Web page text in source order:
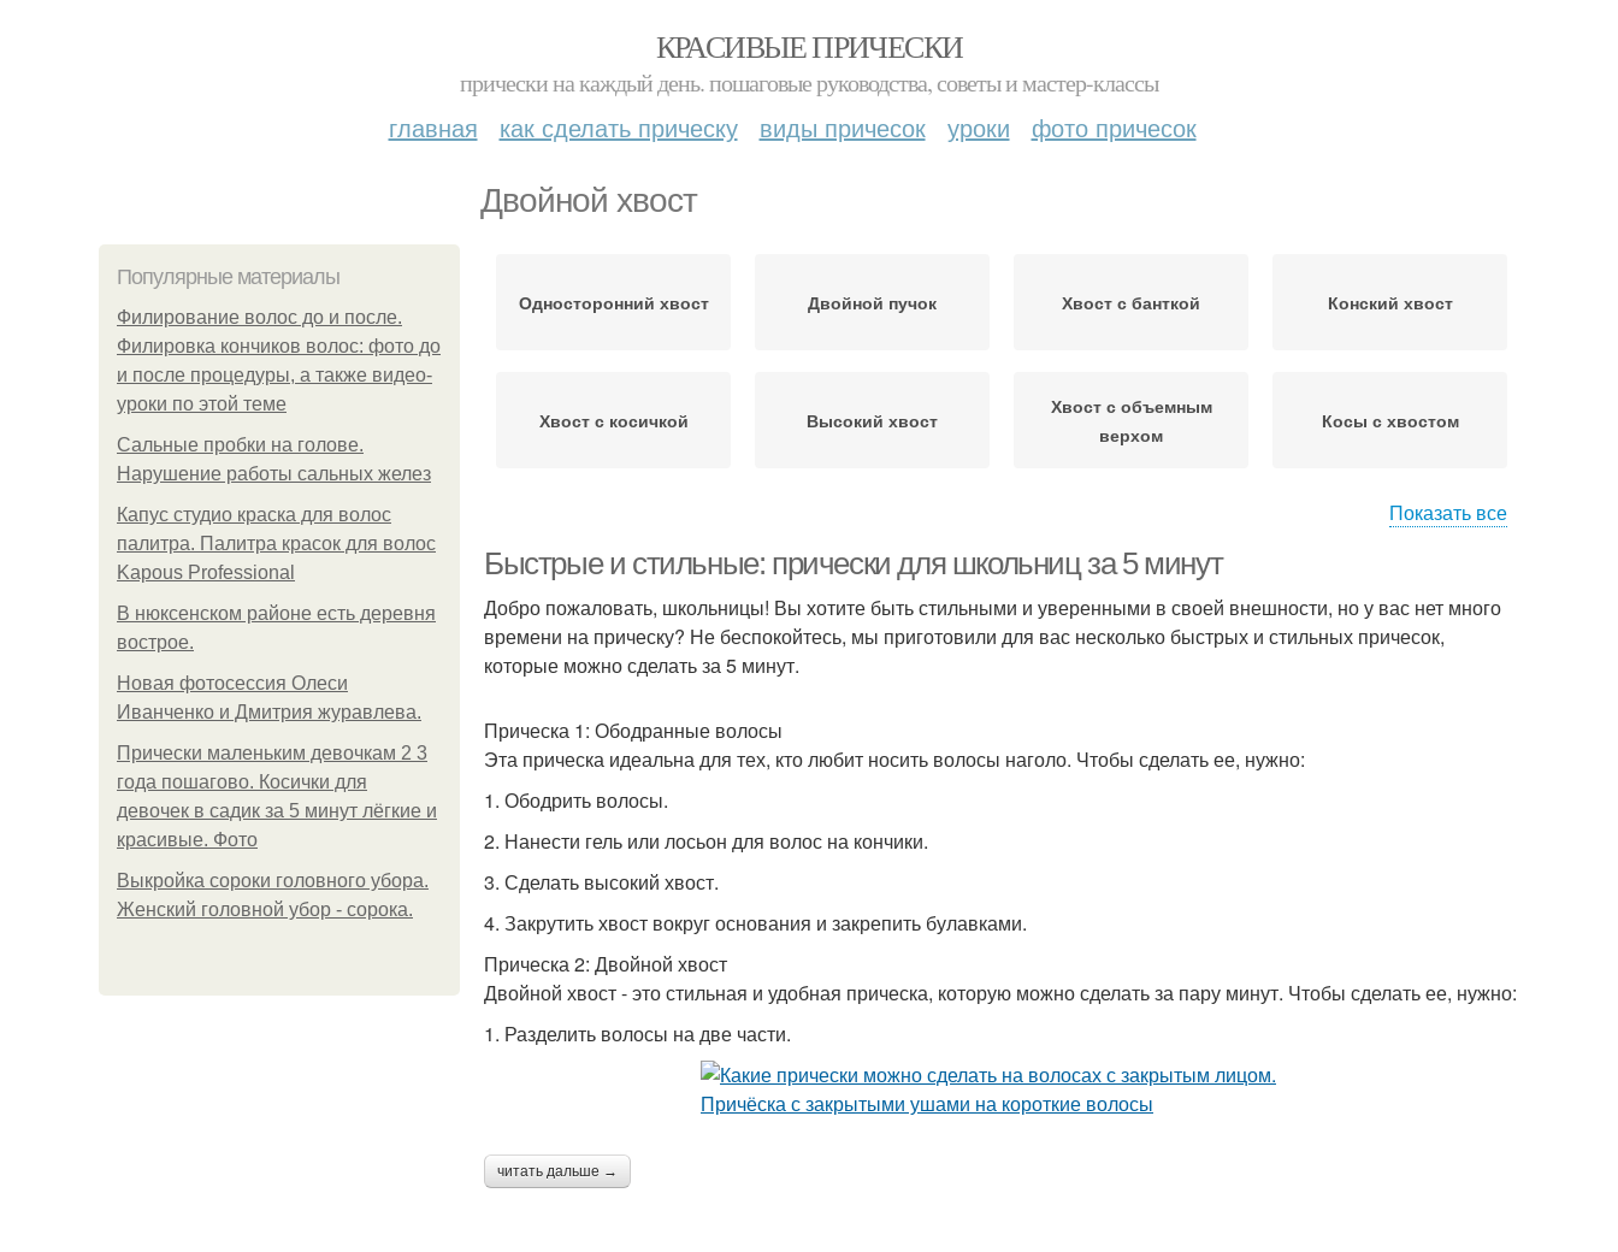
КРАСИВЫЕ ПРИЧЕСКИ
прически на каждый день. пошаговые руководства, советы и мастер-классы
главная как сделать прическу виды причесок уроки фото причесок
Двойной хвост
Популярные материалы
Филирование волос до и после.
Филировка кончиков волос: фото до
и после процедуры, а также видео-
уроки по этой теме
Сальные пробки на голове.
Нарушение работы сальных желез
Капус студио краска для волос
палитра. Палитра красок для волос
Kapous Professional
В нюксенском районе есть деревня
вострое.
Новая фотосессия Олеси
Иванченко и Дмитрия журавлева.
Прически маленьким девочкам 2 3
года пошагово. Косички для
девочек в садик за 5 минут лёгкие и
красивые. Фото
Выкройка сороки головного убора.
Женский головной убор - сорока.
Односторонний хвост Двойной пучок Хвост с банткой Конский хвост
Хвост с косичкой Высокий хвост
Хвост с объемным
верхом
Косы с хвостом
Хвост с
Показать все
Быстрые и стильные: прически для школьниц за 5 минут
Добро пожаловать, школьницы! Вы хотите быть стильными и уверенными в своей внешности, но у вас нет много
времени на прическу? Не беспокойтесь, мы приготовили для вас несколько быстрых и стильных причесок,
которые можно сделать за 5 минут.
Прическа 1: Ободранные волосы
Эта прическа идеальна для тех, кто любит носить волосы наголо. Чтобы сделать ее, нужно:
1. Ободрить волосы.
2. Нанести гель или лосьон для волос на кончики.
3. Сделать высокий хвост.
4. Закрутить хвост вокруг основания и закрепить булавками.
Прическа 2: Двойной хвост
Двойной хвост - это стильная и удобная прическа, которую можно сделать за пару минут. Чтобы сделать ее, нужно:
1. Разделить волосы на две части.
читать дальше →